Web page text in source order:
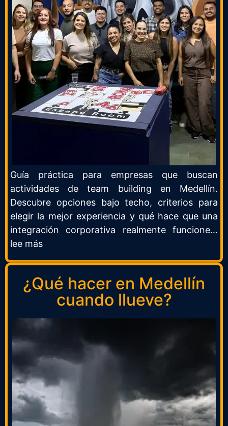
Guía práctica para empresas que buscan
actividades de team building en Medellín.
Descubre opciones bajo techo, criterios para
elegir la mejor experiencia y qué hace que una
integración corporativa realmente funcione…
lee más
¿Qué hacer en Medellín
cuando llueve?